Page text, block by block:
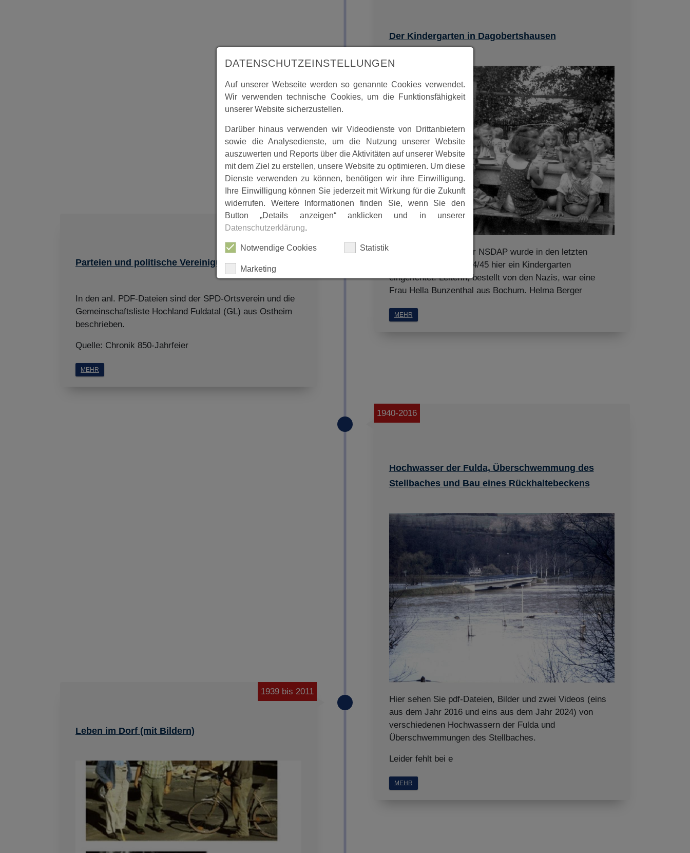
Der Kindergarten in Dagobertshausen
Unter dem Regime der NSDAP wurde in den letzten
beiden Kriegsjahren 44/45 hier ein Kindergarten
eingerichtet. Leiterin, bestellt von den Nazis, war eine
Frau Hella Bunzenthal aus Bochum. Helma Berger
MEHR
Parteien und politische Vereinigungen in Ostheim
In den anl. PDF-Dateien sind der SPD-Ortsverein und die
Gemeinschaftsliste Hochland Fuldatal (GL) aus Ostheim
beschrieben.
Quelle: Chronik 850-Jahrfeier
MEHR
Hochwasser der Fulda, Überschwemmung des
Stellbaches und Bau eines Rückhaltebeckens
1940-2016
Hier sehen Sie pdf-Dateien, Bilder und zwei Videos (eins
aus dem Jahr 2016 und eins aus dem Jahr 2024) von
verschiedenen Hochwassern der Fulda und
Überschwemmungen des Stellbaches.
Leider fehlt bei e
MEHR
Leben im Dorf (mit Bildern)
1939 bis 2011
DATENSCHUTZEINSTELLUNGEN
Auf unserer Webseite werden so genannte Cookies verwendet.
Wir verwenden technische Cookies, um die Funktionsfähigkeit
unserer Website sicherzustellen.
Darüber hinaus verwenden wir Videodienste von Drittanbietern
sowie die Analysedienste, um die Nutzung unserer Website
auszuwerten und Reports über die Aktivitäten auf unserer Website
mit dem Ziel zu erstellen, unsere Website zu optimieren. Um diese
Dienste verwenden zu können, benötigen wir ihre Einwilligung.
Ihre Einwilligung können Sie jederzeit mit Wirkung für die Zukunft
widerrufen. Weitere Informationen finden Sie, wenn Sie den
Button „Details anzeigen“ anklicken und in unserer
Datenschutzerklärung.
Notwendige Cookies Statistik
Marketing